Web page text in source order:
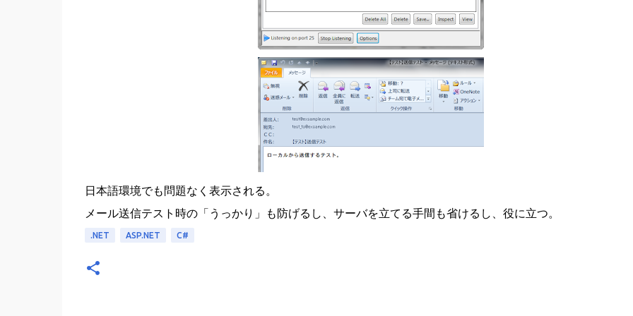
日本語環境でも問題なく表示される。
メール送信テスト時の「うっかり」も防げるし、サーバを立てる手間も省けるし、役に立つ。
.NET ASP.NET C#